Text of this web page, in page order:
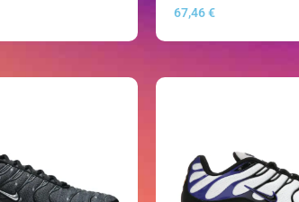
67,46€